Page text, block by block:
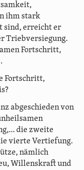
ihm stark
sind, erreicht er
Triebversiegung.
Fortschritt,
Fortschritt,
abgeschieden von
die zweite
vierte Vertiefung.
nämlich
Willenskraft und